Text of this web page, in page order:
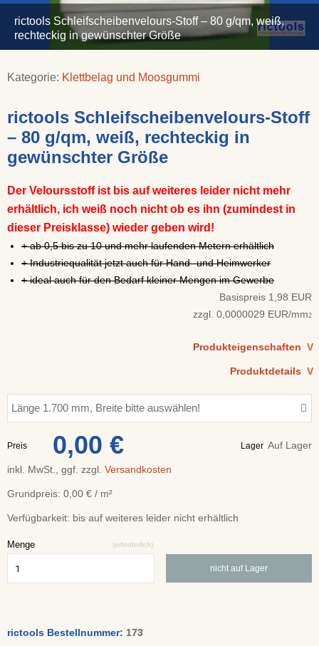
rictools Schleifscheibenvelours-Stoff – 80 g/qm, weiß,
rechteckig in gewünschter Größe
Kategorie: Klettbelag und Moosgummi
rictools Schleifscheibenvelours-Stoff
– 80 g/qm, weiß, rechteckig in
gewünschter Größe
Der Veloursstoff ist bis auf weiteres leider nicht mehr
erhältlich, ich weiß noch nicht ob es ihn (zumindest in
dieser Preisklasse) wieder geben wird!
+ ab 0,5 bis zu 10 und mehr laufenden Metern erhältlich
+ Industriequalität jetzt auch für Hand- und Heimwerker
+ ideal auch für den Bedarf kleiner Mengen im Gewerbe
Basispreis 1,98 EUR
zzgl. 0,0000029 EUR/mm2
Produkteigenschaften V
Produktdetails V
Länge 1.700 mm, Breite bitte auswählen!
Preis 0,00 € Lager Auf Lager
inkl. MwSt., ggf. zzgl. Versandkosten
Grundpreis: 0,00 € / m²
Verfügbarkeit: bis auf weiteres leider nicht erhältlich
Menge (erforderlich)
nicht auf Lager
rictools Bestellnummer: 173